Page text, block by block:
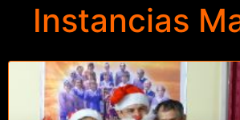
Instancias